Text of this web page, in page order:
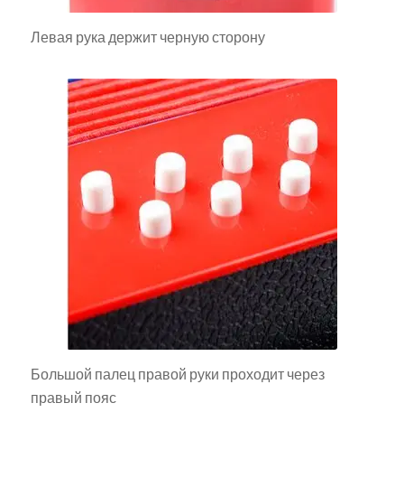
Левая рука держит черную сторону
Большой палец правой руки проходит через
правый пояс